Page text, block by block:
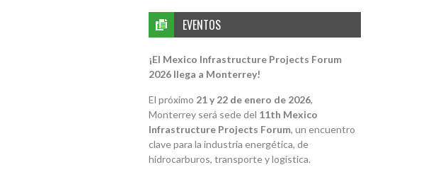
EVENTOS
¡El Mexico Infrastructure Projects Forum
2026 llega a Monterrey!
El próximo 21 y 22 de enero de 2026,
Monterrey será sede del 11th Mexico
Infrastructure Projects Forum, un encuentro
clave para la industria energética, de
hidrocarburos, transporte y logística.